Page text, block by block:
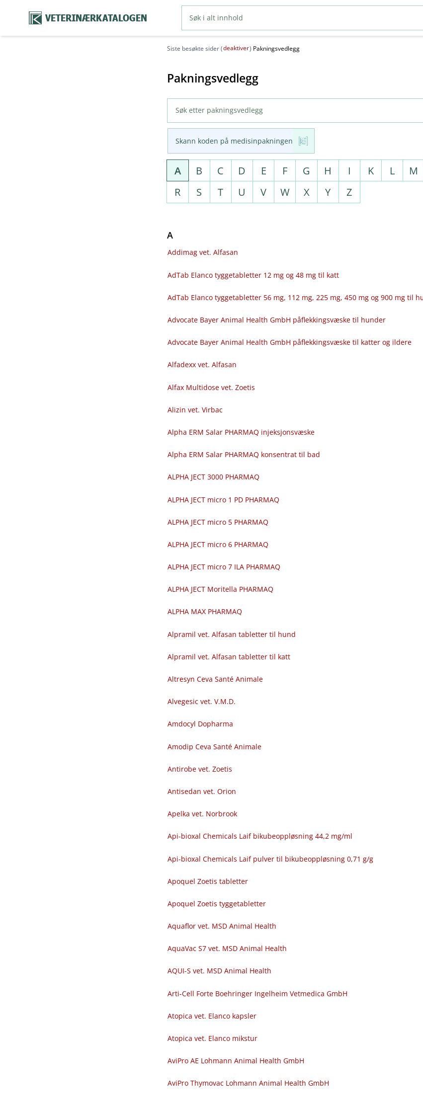
VETERINÆRKATALOGEN
Siste besøkte sider (deaktiver) Pakningsvedlegg
Pakningsvedlegg
Skann koden på medisinpakningen
A B C D E F G H I K L M
R
S T U V W X Y Z
A
Addimag vet. Alfasan
AdTab Elanco tyggetabletter 12 mg og 48 mg til katt
AdTab Elanco tyggetabletter 56 mg, 112 mg, 225 mg, 450 mg og 900 mg til
Advocate Bayer Animal Health GmbH påflekkingsvæske til hunder
Advocate Bayer Animal Health GmbH påflekkingsvæske til katter og ildere
Alfadexx vet. Alfasan
Alfax Multidose vet. Zoetis
Alizin vet. Virbac
Alpha ERM Salar PHARMAQ injeksjonsvæske
Alpha ERM Salar PHARMAQ konsentrat til bad
ALPHA JECT 3000 PHARMAQ
ALPHA JECT micro 1 PD PHARMAQ
ALPHA JECT micro 5 PHARMAQ
ALPHA JECT micro 6 PHARMAQ
ALPHA JECT micro 7 ILA PHARMAQ
ALPHA JECT Moritella PHARMAQ
ALPHA MAX PHARMAQ
Alpramil vet. Alfasan tabletter til hund
Alpramil vet. Alfasan tabletter til katt
Altresyn Ceva Santé Animale
Alvegesic vet. V.M.D.
Amdocyl Dopharma
Amodip Ceva Santé Animale
Antirobe vet. Zoetis
Antisedan vet. Orion
Apelka vet. Norbrook
Api-bioxal Chemicals Laif bikubeoppløsning 44,2 mg/ml
Api-bioxal Chemicals Laif pulver til bikubeoppløsning 0,71 g/g
Apoquel Zoetis tabletter
Apoquel Zoetis tyggetabletter
Aquaflor vet. MSD Animal Health
AquaVac S7 vet. MSD Animal Health
AQUI-S vet. MSD Animal Health
Arti-Cell Forte Boehringer Ingelheim Vetmedica GmbH
Atopica vet. Elanco kapsler
Atopica vet. Elanco mikstur
AviPro AE Lohmann Animal Health GmbH
AviPro Thymovac Lohmann Animal Health GmbH